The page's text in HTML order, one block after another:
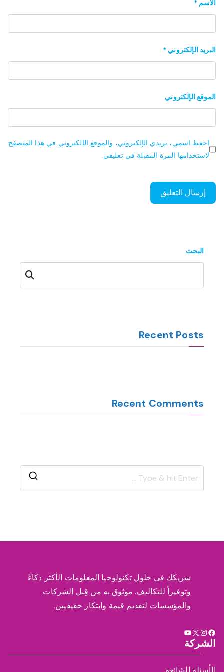
الاسم *
البريد الإلكتروني *
الموقع الإلكتروني
احفظ اسمي، بريدي الإلكتروني، والموقع الإلكتروني في هذا المتصفح
لاستخدامها المرة المقبلة في تعليقي.
البحث
البحث
Recent Posts
Recent Comments
c
شريكك في حلول تكنولوجيا المعلومات الأكثر ذكاءً
وتوفيراً للتكاليف. موثوق به من قِبل الشركات
والمؤسسات لتقديم قيمة وابتكار حقيقيين.
فيسبوك
إنستجرام
X يوتيوبالشركة